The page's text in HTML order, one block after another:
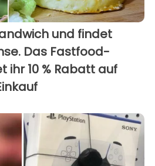
und findet
Das Fastfood-
ihr 10 % Rabatt auf